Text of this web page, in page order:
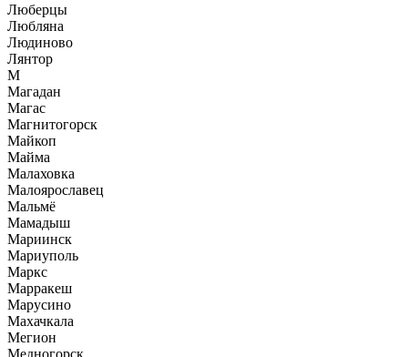
Люберцы
Любляна
Людиново
Лянтор
М
Магадан
Магас
Магнитогорск
Майкоп
Майма
Малаховка
Малоярославец
Мальмё
Мамадыш
Мариинск
Мариуполь
Маркс
Марракеш
Марусино
Махачкала
Мегион
Медногорск